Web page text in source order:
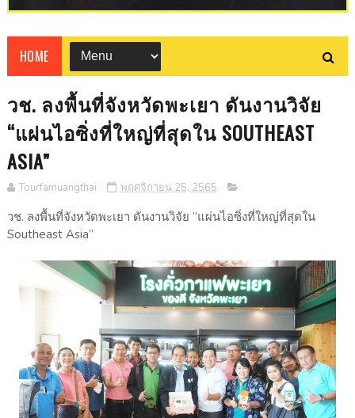
HOME
วช. ลงพื้นที่จังหวัดพะเยา ดันงานวิจัย
“แผ่นไอซิ่งที่ใหญ่ที่สุดใน SOUTHEAST
ASIA”
Tourfamuangthai พฤศจิกายน 25, 2565
วช. ลงพื้นที่จังหวัดพะเยา ดันงานวิจัย “แผ่นไอซิ่งที่ใหญ่ที่สุดใน
Southeast Asia”